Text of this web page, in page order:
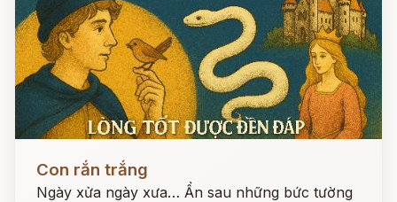
Con rắn trắng
Ngày xửa ngày xưa… Ẩn sau những bức tường